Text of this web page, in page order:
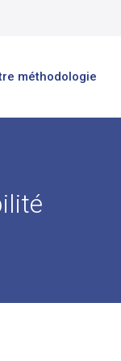
méthodologie